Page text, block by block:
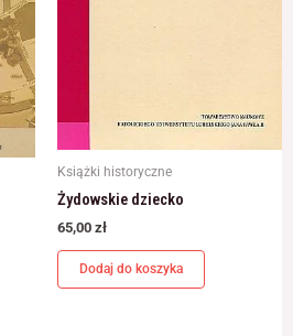
Książki historyczne
Żydowskie dziecko
65,00 zł
Dodaj do koszyka